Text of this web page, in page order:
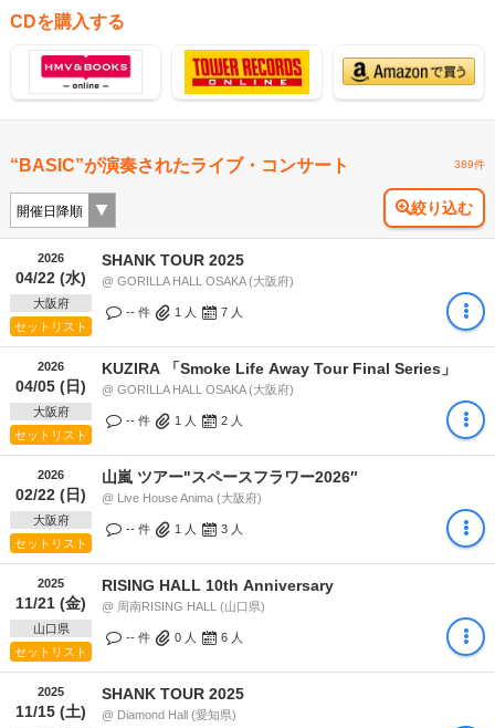
CDを購入する
“BASIC”が演奏されたライブ・コンサート 389件
絞り込む
2026
04/22 (水)
大阪府
セットリスト
SHANK TOUR 2025
@ GORILLA HALL OSAKA (大阪府)
-- 件 1 人 7 人
2026
04/05 (日)
大阪府
セットリスト
KUZIRA 「Smoke Life Away Tour Final Series」
@ GORILLA HALL OSAKA (大阪府)
-- 件 1 人 2 人
2026
02/22 (日)
大阪府
セットリスト
山嵐 ツアー"スペースフラワー2026″
@ Live House Anima (大阪府)
-- 件 1 人 3 人
2025
11/21 (金)
山口県
セットリスト
RISING HALL 10th Anniversary
@ 周南RISING HALL (山口県)
-- 件 0 人 6 人
2025
11/15 (土)
SHANK TOUR 2025
@ Diamond Hall (愛知県)